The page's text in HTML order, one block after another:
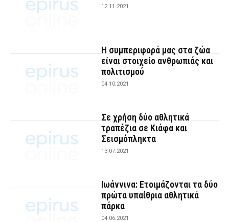
12.11.2021
Η συμπεριφορά μας στα ζώα
είναι στοιχείο ανθρωπιάς και
πολιτισμού
04.10.2021
Σε χρήση δύο αθλητικά
τραπέζια σε Κιάφα και
Σεισμόπληκτα
13.07.2021
Ιωάννινα: Ετοιμάζονται τα δύο
πρώτα υπαίθρια αθλητικά
πάρκα
04.06.2021